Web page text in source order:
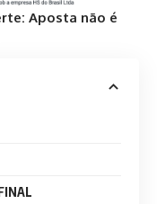
Aposta não é